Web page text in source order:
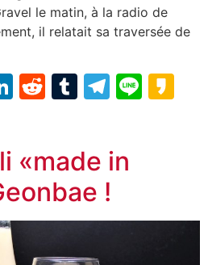
le matin, à la radio de
il relatait sa traversée de
LinkedIn
Reddit
TumblrLine
«made in
!